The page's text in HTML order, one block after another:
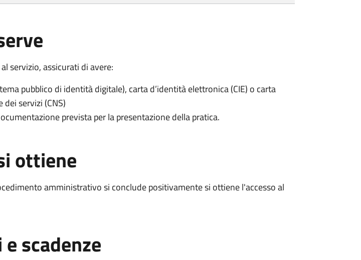
servizio, assicurati di avere:
pubblico di identità digitale), carta d’identità elettronica (CIE) o carta
dei servizi (CNS)
prevista per la presentazione della pratica.
ottiene
amministrativo si conclude positivamente si ottiene l'accesso al
scadenze